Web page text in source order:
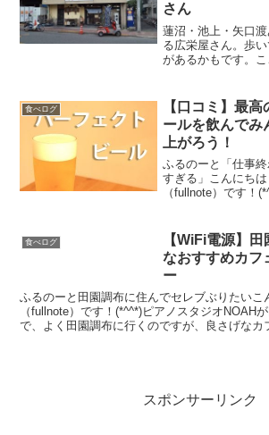
さん
蓮沼・池上・矢口
る広栄屋さん。歩
があるかもです。こ
うどん定食が雑誌
店。ナポリタンう
てみたいとは思う
ンパレードのため
食べログ
【口コミ】最
ールを飲んでみ
上がろう！
ふるのーと「仕事
すぎる」こんにち
（fullnote）です！
ンを見ていただけ
大のビールが好き
クトーバフェスト
どビールが好...
食べログ
【WiFi電源】
なおすすめカフ
ー
ふるのーと田園調布に住んでセレブぶりたいこ
（fullnote）です！(*^^*)ピアノスタジオNOAH
で、よく田園調布に行くのですが、良さげなカ
スポンサーリンク